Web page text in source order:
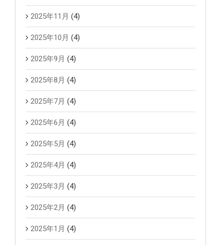
2025年11月 (4)
2025年10月 (4)
2025年9月 (4)
2025年8月 (4)
2025年7月 (4)
2025年6月 (4)
2025年5月 (4)
2025年4月 (4)
2025年3月 (4)
2025年2月 (4)
2025年1月 (4)